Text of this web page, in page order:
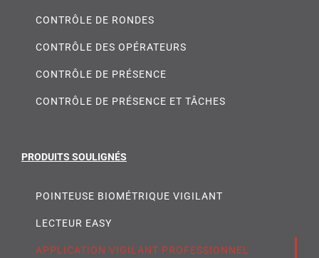
CONTRÔLE DE RONDES
CONTRÔLE DES OPÉRATEURS
CONTRÔLE DE PRÉSENCE
CONTRÔLE DE PRÉSENCE ET TÂCHES
PRODUITS SOULIGNÉS
POINTEUSE BIOMÉTRIQUE VIGILANT
LECTEUR EASY
APPLICATION VIGILANT PROFESSIONNEL